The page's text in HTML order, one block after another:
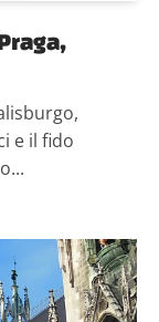
e il fido